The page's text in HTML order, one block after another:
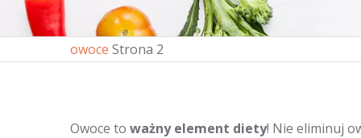
owoce Strona 2
Owoce to ważny element diety! Nie eliminuj